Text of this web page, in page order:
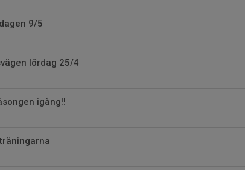
9/5
lördag 25/4
igång!!